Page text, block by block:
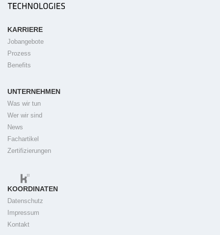
KARRIERE
Jobangebote
Prozess
Benefits
UNTERNEHMEN
Was wir tun
Wer wir sind
News
Fachartikel
Zertifizierungen
KOORDINATEN
Datenschutz
Impressum
Kontakt